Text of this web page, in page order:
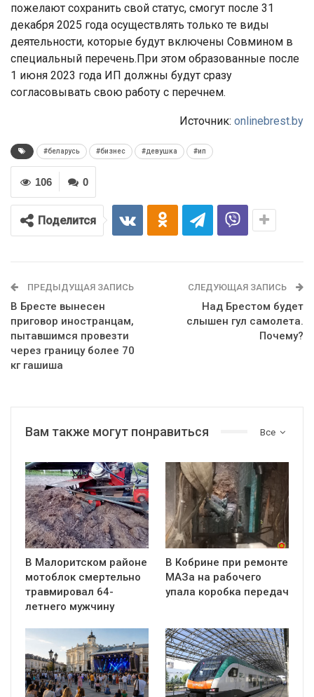
пожелают сохранить свой статус, смогут после 31
декабря 2025 года осуществлять только те виды
деятельности, которые будут включены Совмином в
специальный перечень.При этом образованные после
1 июня 2023 года ИП должны будут сразу
согласовывать свою работу с перечнем.
Источник: onlinebrest.by
#беларусь #бизнес #девушка #ип
0
106
Поделится
ПРЕДЫДУЩАЯ ЗАПИСЬ
В Бресте вынесен
приговор иностранцам,
пытавшимся провезти
через границу более 70
кг гашиша
СЛЕДУЮЩАЯ ЗАПИСЬ
Над Брестом будет
слышен гул самолета.
Почему?
Все
Вам также могут понравиться
В Малоритском районе
мотоблок смертельно
травмировал 64-
летнего мужчину
В Кобрине при ремонте
МАЗа на рабочего
упала коробка передач